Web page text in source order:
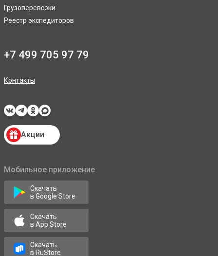
Грузоперевозки
Реестр экспедиторов
+7 499 705 97 79
Контакты
Акции
Мобильное приложение
Скачать
в Google Store
Скачать
в App Store
Скачать
в RuStore